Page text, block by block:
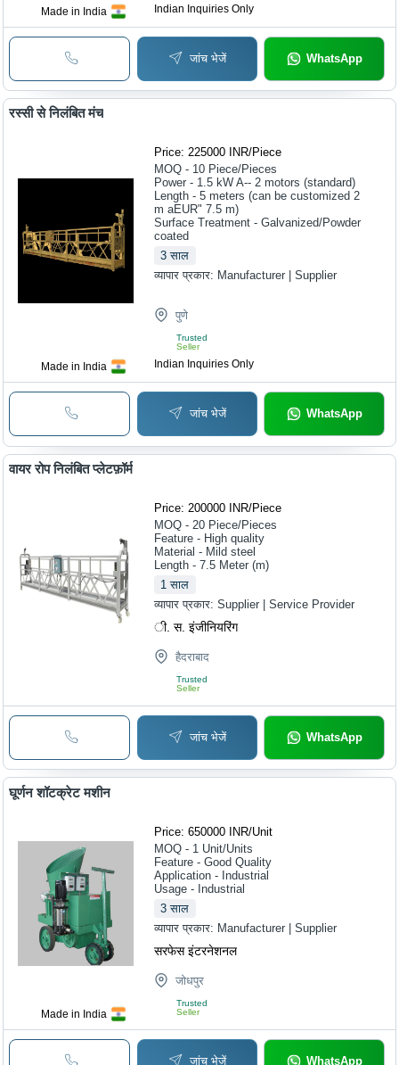
Made in India Indian Inquiries Only
जांच भेजें WhatsApp
Made in India
रस्सी से निलंबित मंच
Price: 225000 INR/Piece
MOQ - 10 Piece/Pieces
Power - 1.5 kW A-- 2 motors (standard)
Length - 5 meters (can be customized 2
m aEUR" 7.5 m)
Surface Treatment - Galvanized/Powder
coated
3 साल
व्यापार प्रकार: Manufacturer | Supplier
पुणे
Trusted
Seller
Indian Inquiries Only
जांच भेजें WhatsApp
वायर रोप निलंबित प्लेटफ़ॉर्म
Price: 200000 INR/Piece
MOQ - 20 Piece/Pieces
Feature - High quality
Material - Mild steel
Length - 7.5 Meter (m)
1 साल
व्यापार प्रकार:Supplier | Service Provider
ी. स. इंजीनियरिंग
हैदराबाद
Trusted
Seller
जांच भेजें WhatsApp
Made in India
घूर्णन शॉटक्रेट मशीन
Price: 650000 INR/Unit
MOQ - 1 Unit/Units
Feature - Good Quality
Application - Industrial
Usage - Industrial
3 साल
व्यापार प्रकार: Manufacturer | Supplier
सरफेस इंटरनेशनल
जोधपुर
Trusted
Seller
जांच भेजें WhatsApp